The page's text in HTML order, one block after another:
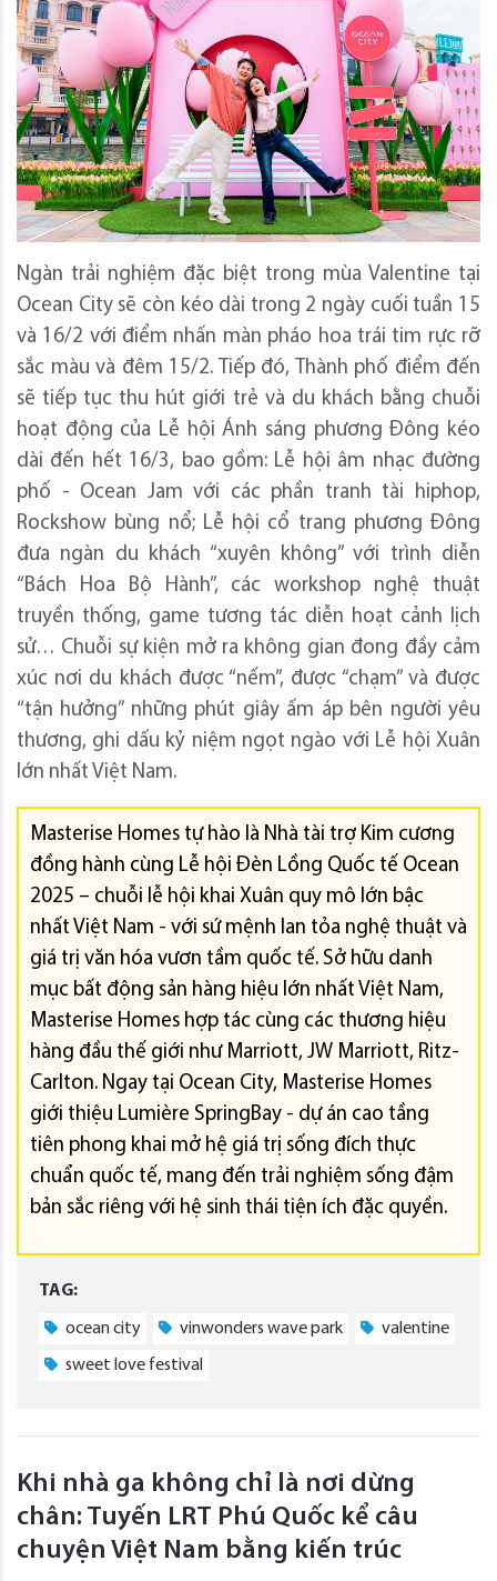
Ngàn trải nghiệm đặc biệt trong mùa Valentine tại
Ocean City sẽ còn kéo dài trong 2 ngày cuối tuần 15
và 16/2 với điểm nhấn màn pháo hoa trái tim rực rỡ
sắc màu và đêm 15/2. Tiếp đó, Thành phố điểm đến
sẽ tiếp tục thu hút giới trẻ và du khách bằng chuỗi
hoạt động của Lễ hội Ánh sáng phương Đông kéo
dài đến hết 16/3, bao gồm: Lễ hội âm nhạc đường
phố - Ocean Jam với các phần tranh tài hiphop,
Rockshow bùng nổ; Lễ hội cổ trang phương Đông
đưa ngàn du khách “xuyên không” với trình diễn
“Bách Hoa Bộ Hành”, các workshop nghệ thuật
truyền thống, game tương tác diễn hoạt cảnh lịch
sử… Chuỗi sự kiện mở ra không gian đong đầy cảm
xúc nơi du khách được “nếm”, được “chạm” và được
“tận hưởng” những phút giây ấm áp bên người yêu
thương, ghi dấu kỷ niệm ngọt ngào với Lễ hội Xuân
lớn nhất Việt Nam.
Masterise Homes tự hào là Nhà tài trợ Kim cương
đồng hành cùng Lễ hội Đèn Lồng Quốc tế Ocean
2025 – chuỗi lễ hội khai Xuân quy mô lớn bậc
nhất Việt Nam - với sứ mệnh lan tỏa nghệ thuật và
giá trị văn hóa vươn tầm quốc tế. Sở hữu danh
mục bất động sản hàng hiệu lớn nhất Việt Nam,
Masterise Homes hợp tác cùng các thương hiệu
hàng đầu thế giới như Marriott, JW Marriott, Ritz-
Carlton. Ngay tại Ocean City, Masterise Homes
giới thiệu Lumière SpringBay - dự án cao tầng
tiên phong khai mở hệ giá trị sống đích thực
chuẩn quốc tế, mang đến trải nghiệm sống đậm
bản sắc riêng với hệ sinh thái tiện ích đặc quyền.
TAG:
ocean city vinwonders wave park valentine
sweet love festival
Khi nhà ga không chỉ là nơi dừng
chân: Tuyến LRT Phú Quốc kể câu
chuyện Việt Nam bằng kiến trúc